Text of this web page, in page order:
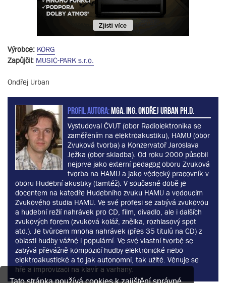
Výrobce: KORG
Zapůjčil: MUSIC-PARK s.r.o.
Ondřej Urban
PROFIL AUTORA:MgA. Ing. Ondřej Urban Ph.D.
Vystudoval ČVUT (obor Radiolektronika se
zaměřením na elektroakustiku), HAMU (obor
Zvuková tvorba) a Konzervatoř Jaroslava
Ježka (obor skladba). Od roku 2000 působil
nejprve jako externí pedagog oboru Zvuková
tvorba na HAMU a jako vědecký pracovník v
oboru Hudební akustiky (tamtéž). V současné době je
docentem na katedře Hudebního zvuku HAMU a vedoucím
Zvukového studia HAMU. Ve své profesi se zabývá zvukovou
a hudební režií nahrávek pro CD, film, divadlo, ale i dalších
zvukových forem (zvuková koláž, znělka, rozhlasový spot
atd.). Je tvůrcem mnoha nahrávek (přes 35 titulů na CD) z
oblasti hudby vážné i populární. Ve své vlastní tvorbě se
zabývá převážně kompozicí hudby elektronické nebo
elektroakustické a to jak autonomní, tak užité. Věnuje se
hře a improvizaci na klavír a varhany.